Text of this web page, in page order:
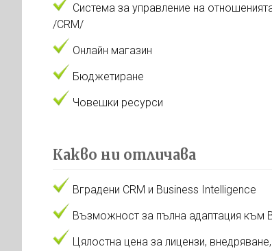
Система за управление на
/CRM/
Онлайн магазин
Бюджетиране
Човешки ресурси
Какво ни отличава
Вградени CRM и Business Intelligence
Възможност за пълна адаптация към
Цялостна цена за лицензи,